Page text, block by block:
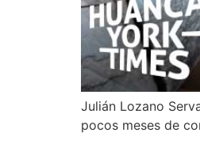
Julián Lozano
pocos meses de